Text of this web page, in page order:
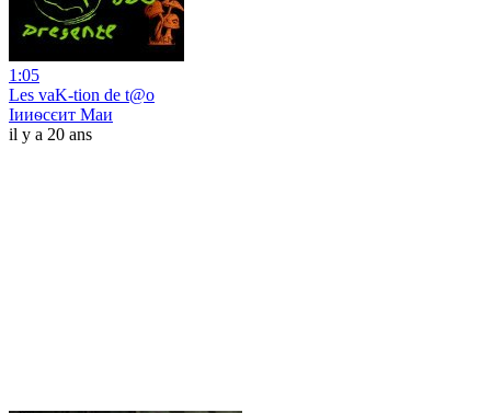
1:05
Les vaK-tion de t@o
Іииѳсєит Маи
il y a 20 ans